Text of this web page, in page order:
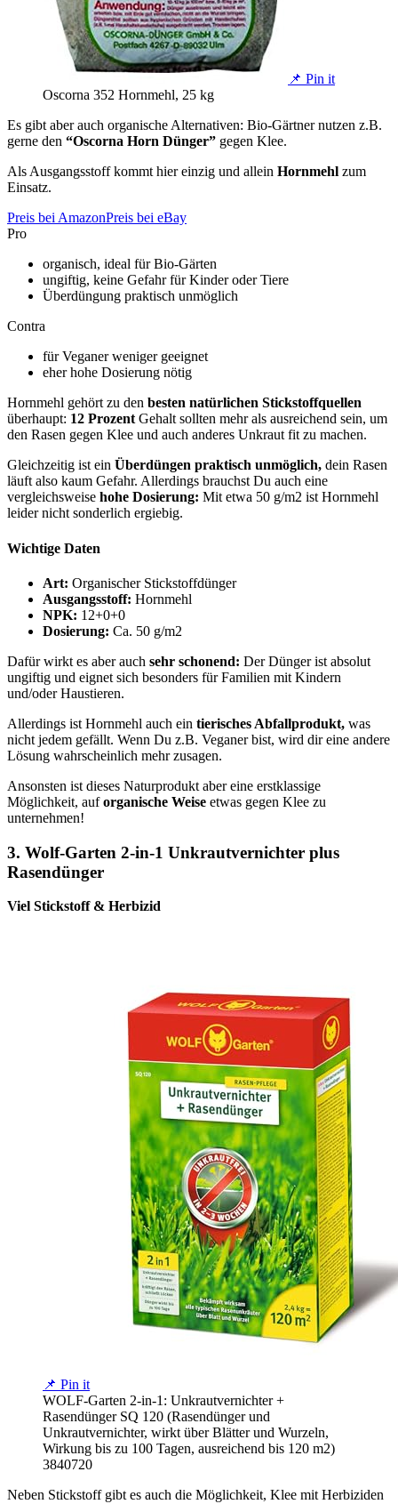
📌 Pin it
Oscorna 352 Hornmehl, 25 kg
Es gibt aber auch organische Alternativen: Bio-Gärtner nutzen z.B.
gerne den “Oscorna Horn Dünger” gegen Klee.
Als Ausgangsstoff kommt hier einzig und allein Hornmehl zum
Einsatz.
Preis bei AmazonPreis bei eBay
Pro
organisch, ideal für Bio-Gärten
ungiftig, keine Gefahr für Kinder oder Tiere
Überdüngung praktisch unmöglich
Contra
für Veganer weniger geeignet
eher hohe Dosierung nötig
Hornmehl gehört zu den besten natürlichen Stickstoffquellen
überhaupt: 12 Prozent Gehalt sollten mehr als ausreichend sein, um
den Rasen gegen Klee und auch anderes Unkraut fit zu machen.
Gleichzeitig ist ein Überdüngen praktisch unmöglich, dein Rasen
läuft also kaum Gefahr. Allerdings brauchst Du auch eine
vergleichsweise hohe Dosierung: Mit etwa 50 g/m2 ist Hornmehl
leider nicht sonderlich ergiebig.
Wichtige Daten
Art: Organischer Stickstoffdünger
Ausgangsstoff: Hornmehl
NPK: 12+0+0
Dosierung: Ca. 50 g/m2
Dafür wirkt es aber auch sehr schonend: Der Dünger ist absolut
ungiftig und eignet sich besonders für Familien mit Kindern
und/oder Haustieren.
Allerdings ist Hornmehl auch ein tierisches Abfallprodukt, was
nicht jedem gefällt. Wenn Du z.B. Veganer bist, wird dir eine andere
Lösung wahrscheinlich mehr zusagen.
Ansonsten ist dieses Naturprodukt aber eine erstklassige
Möglichkeit, auforganische Weise etwas gegen Klee zu
unternehmen!
3. Wolf-Garten 2-in-1 Unkrautvernichter plus
Rasendünger
Viel Stickstoff & Herbizid
📌 Pin it
WOLF-Garten 2-in-1: Unkrautvernichter +
Rasendünger SQ 120 (Rasendünger und
Unkrautvernichter, wirkt über Blätter und Wurzeln,
Wirkung bis zu 100 Tagen, ausreichend bis 120 m2)
3840720
Neben Stickstoff gibt es auch die Möglichkeit, Klee mit Herbiziden